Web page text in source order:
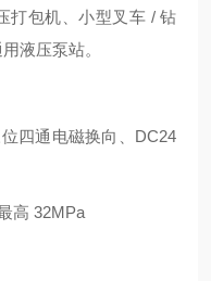
打包机、小型叉车 / 钻
液压泵站。
位四通电磁换向、DC24
高 32MPa